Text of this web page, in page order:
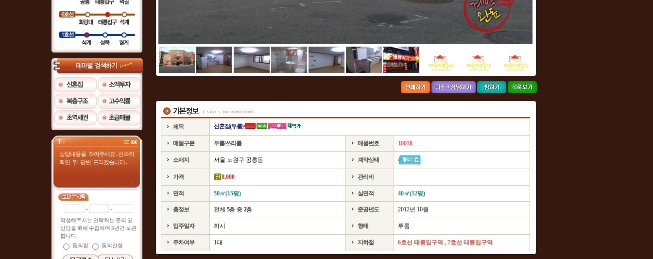
- -
작성해주시는 연락처는 문의 및
상담을 위해 수집하며 5년간 보관
합니다.
동의함
동의안함
제목 신혼집(투룸)
매물구분 투룸/쓰리룸 매물번호 10038
소재지 서울 노원구 공릉동 계약상태
가격 8,000 관리비
면적 50㎡(15평) 실면적 40㎡(12평)
층정보 전체 5층 중 2층 준공년도 2012년 10월
입주일자 하시 형태 투룸
주차여부 1대 지하철 6호선 태릉입구역 , 7호선 태릉입구역